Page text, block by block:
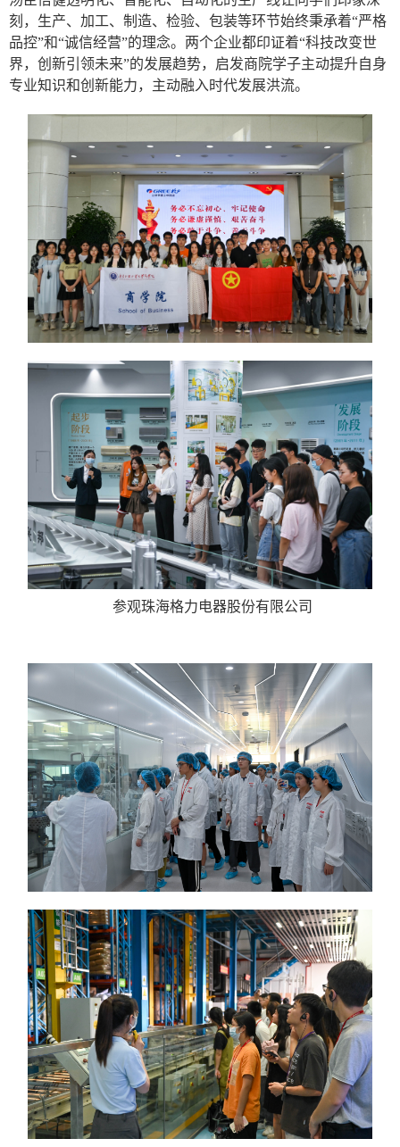
刻，生产、加工、制造、检验、包装等环节始终秉承着“严格
品控”和“诚信经营”的理念。两个企业都印证着“科技改变世
界，创新引领未来”的发展趋势，启发商院学子主动提升自身
专业知识和创新能力，主动融入时代发展洪流。
参观珠海格力电器股份有限公司